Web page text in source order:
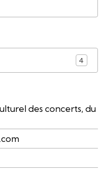
4
des concerts, du